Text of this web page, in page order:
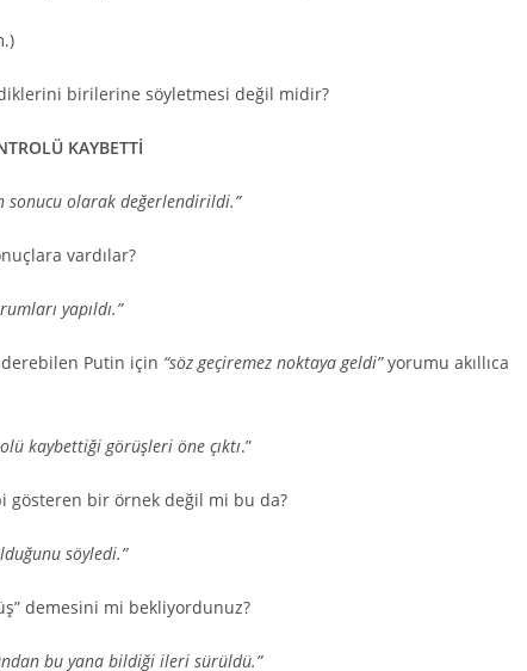
birilerine söyletmesi değil midir?
KAYBETTİ
sonucu olarak değerlendirildi.”
vardılar?
yapıldı.”
Putin için “söz geçiremez noktaya geldi”yorumu akıllıca
kaybettiği görüşleri öne çıktı.”
gösteren bir örnek değil mi bu da?
söyledi.”
demesini mi bekliyordunuz?
bu yana bildiği ileri sürüldü.”